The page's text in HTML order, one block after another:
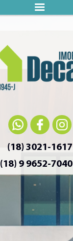
(18) 3021-1617
(18) 9 9652-7040